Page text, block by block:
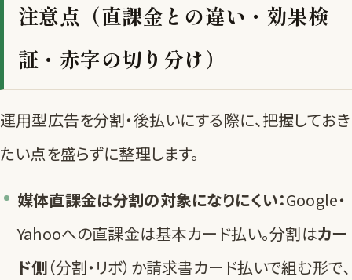
注意点（直課金との違い・効果検
証・赤字の切り分け）
運用型広告を分割・後払いにする際に、把握しておき
たい点を盛らずに整理します。
媒体直課金は分割の対象になりにくい：Google・
Yahooへの直課金は基本カード払い。分割はカー
ド側（分割・リボ）か請求書カード払いで組む形で、